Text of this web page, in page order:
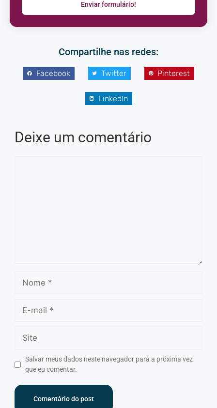
Enviar formulário!
Compartilhe nas redes:
Facebook Twitter Pinterest
LinkedIn
Deixe um comentário
Salvar meus dados neste navegador para a próxima vez
que eu comentar.